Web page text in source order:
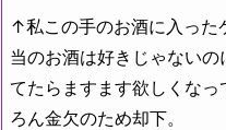
↑私この手のお酒に入った
当のお酒は好きじゃない
てたらますます欲しくな
ろん金欠のため却下。